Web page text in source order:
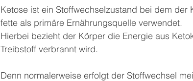
Ketose ist ein Stoffwechselzustand bei dem
fette als primäre Ernährungsquelle verwendet.
Hierbei bezieht der Körper die Energie aus
Treibstoff verbrannt wird.
Denn normalerweise erfolgt der Stoffwechsel